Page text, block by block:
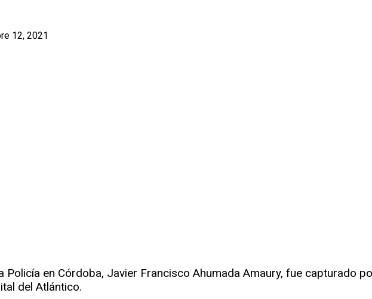
12, 2021
Policía en Córdoba, Javier Francisco Ahumada Amaury, fue capturado
del Atlántico.